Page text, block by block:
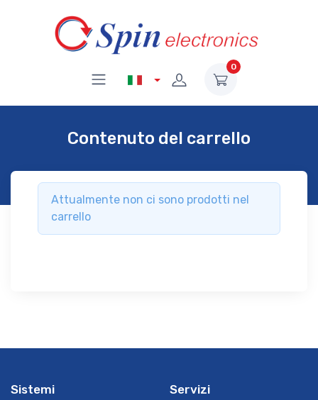
0
Contenuto del carrello
Attualmente non ci sono prodotti nel
carrello
Sistemi Servizi